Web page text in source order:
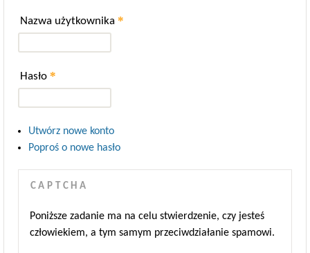
Nazwa użytkownika *
Hasło *
Utwórz nowe konto
Poproś o nowe hasło
CAPTCHA
Poniższe zadanie ma na celu stwierdzenie, czy jesteś
człowiekiem, a tym samym przeciwdziałanie spamowi.